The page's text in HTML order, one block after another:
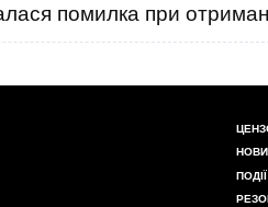
помилка при
ПОДІЇ